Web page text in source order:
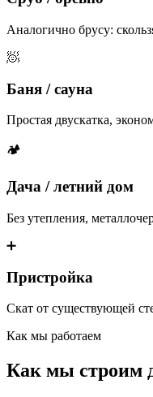
Аналогично брусу:
🧖
Баня / сауна
Простая двускатка,
🏕
Дача / летний дом
Без утепления,
➕
Пристройка
Скат от существующей
Как мы работаем
Как мы строим